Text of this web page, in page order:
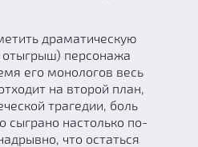
драматическую
отыгрыш) персонажа
его монологов весь
на второй план,
трагедии, боль
сыграно настолько по-
что остаться